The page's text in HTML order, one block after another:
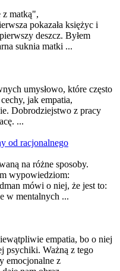
z matką",
pokazała księżyc i
deszcz. Byłem
suknia matki ...
umysłowo, które często
jak empatia,
Dobrodziejstwo z pracy
...
od racjonalnego
na różne sposoby.
wypowiedziom:
mówi o niej, że jest to:
w mentalnych ...
empatia, bo o niej
psychiki. Ważną z tego
emocjonalne z